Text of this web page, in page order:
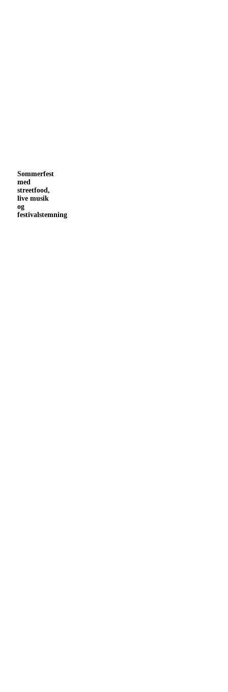
Sommerfest
med
streetfood,
live
musik
og
Sommerfest
med
streetfood,
live musik
og
festivalstemning